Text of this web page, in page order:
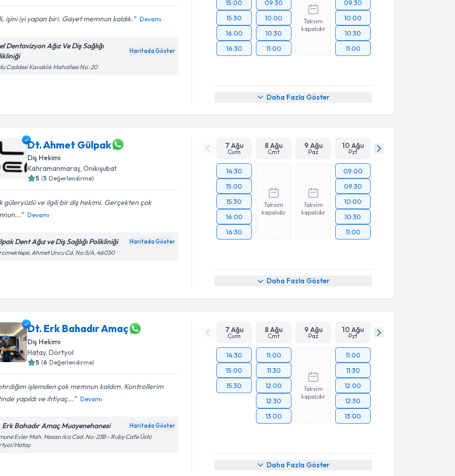
işini iyi yapan biri. Gayet memnun kaldık. Devamı
Dentavizyon Ağız Ve Diş Sağlığı
Haritada Göster
Caddesi Kavaklık Mahallesi No: 20
15:00
15:30
16:00
16:30
09:30
10:00
10:30
11:00
Takvim
kapalıdır
09:30
10:00
10:30
11:00
Daha Fazla Göster
Dt. Ahmet Gülpak
Diş Hekimi
Kahramanmaraş, Onikişubat
5 (5 Değerlendirme)
güleryüzlü ve ilgili bir diş hekimi. Gerçekten çok
Devamı
Dent Ağız ve Diş Sağlığı Polikliniği Haritada Göster
Ahmet Uncu Cd. No:5/A, 46050
7 Ağu
Cum
8 Ağu
Cmt
9 Ağu
Paz
10 Ağu
Pzt
14:30
15:00
15:30
16:00
16:30
Takvim
kapalıdır
Takvim
kapalıdır
09:00
09:30
10:00
10:30
11:00
Daha Fazla Göster
Dt. Erk Bahadır Amaç
Diş Hekimi
Hatay, Dörtyol
5 (6 Değerlendirme)
işlemden çok memnun kaldım. Kontrollerim
yapıldı ve ihtiyaç...
Devamı
Erk Bahadır Amaç Muayenehanesi Haritada Göster
Evler Mah. Hasan ikiz Cad. No: 23B - Ruby Cafe Üstü
Hatay
7 Ağu
Cum
8 Ağu
Cmt
9 Ağu
Paz
10 Ağu
Pzt
14:30
15:00
15:30
11:00
11:30
12:00
12:30
13:00
Takvim
kapalıdır
11:00
11:30
12:00
12:30
13:00
Daha Fazla Göster